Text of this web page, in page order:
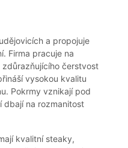
a propojuje
Firma pracuje na
čerstvost
vysokou kvalitu
Pokrmy vznikají pod
dbají na rozmanitost
kvalitní steaky,